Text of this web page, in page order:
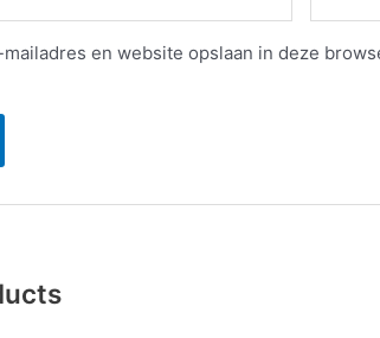
mailadres en website opslaan in deze